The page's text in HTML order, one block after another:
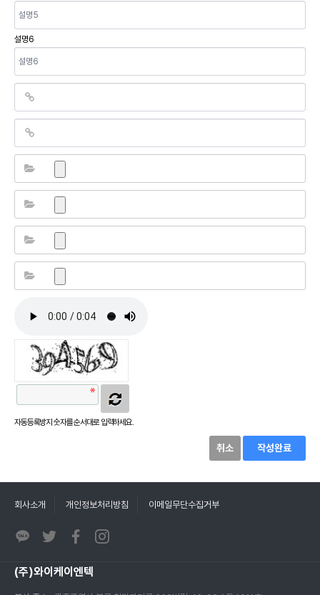
설명6
자동등록방지 숫자를 순서대로 입력하세요.
취소 작성완료
회사소개 개인정보처리방침 이메일무단수집거부
(주)와이케이엔텍